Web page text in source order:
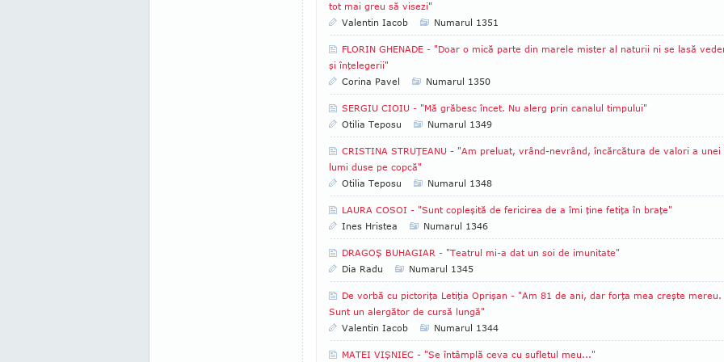
tot mai greu să visezi"
Valentin Iacob
Numarul 1351
FLORIN GHENADE - "Doar o mică parte din marele mister al naturii ni se lasă
şi înţelegerii"
Corina Pavel
Numarul 1350
SERGIU CIOIU - "Mă grăbesc încet. Nu alerg prin canalul timpului"
Otilia Teposu
Numarul 1349
CRISTINA STRUŢEANU - "Am preluat, vrând-nevrând, încărcătura de valori a unei
lumi duse pe copcă"
Otilia Teposu
Numarul 1348
LAURA COSOI - "Sunt copleşită de fericirea de a îmi ţine fetiţa în braţe"
Ines Hristea
Numarul 1346
DRAGOŞ BUHAGIAR - "Teatrul mi-a dat un soi de imunitate"
Dia Radu
Numarul 1345
De vorbă cu pictoriţa Letiţia Oprişan - "Am 81 de ani, dar forţa mea creşte mereu.
Sunt un alergător de cursă lungă"
Valentin Iacob
Numarul 1344
MATEI VIŞNIEC - "Se întâmplă ceva cu sufletul meu..."